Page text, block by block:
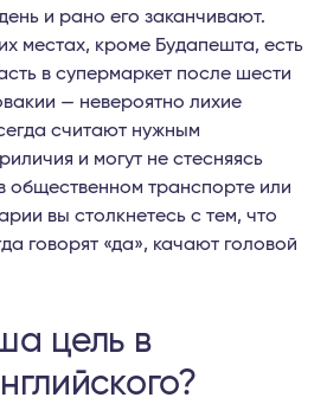
и рано его заканчивают.
местах, кроме Будапешта, есть
в супермаркет после шести
— невероятно лихие
считают нужным
и могут не стесняясь
общественном транспорте или
вы столкнетесь с тем, что
говорят «да», качают головой
цель в